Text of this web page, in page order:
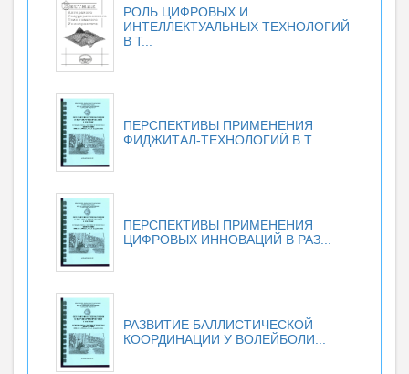
РОЛЬ ЦИФРОВЫХ И
ИНТЕЛЛЕКТУАЛЬНЫХ ТЕХНОЛОГИЙ
В Т...
ПЕРСПЕКТИВЫ ПРИМЕНЕНИЯ
ФИДЖИТАЛ-ТЕХНОЛОГИЙ В Т...
ПЕРСПЕКТИВЫ ПРИМЕНЕНИЯ
ЦИФРОВЫХ ИННОВАЦИЙ В РАЗ...
РАЗВИТИЕ БАЛЛИСТИЧЕСКОЙ
КООРДИНАЦИИ У ВОЛЕЙБОЛИ...